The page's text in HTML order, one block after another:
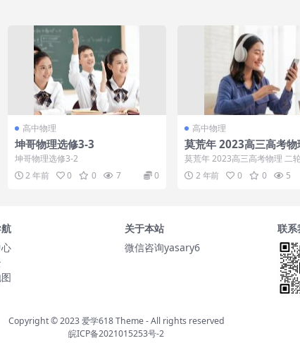
高中物理
坤哥物理选修3-3
坤哥物理选修3-2
2 年前
0 0 7 0
高中物理
莫荒年 2023高三高考物
轮 知识视频 规划课
莫荒年 2023高三高考物理 二
频 规划课目录：规划课:莫荒年
2 年前 0 0 5
关于本站
微信咨询yasary6
联系
Copyright © 2023爱学618 Theme- All rights reserved
皖ICP备2021015253号-2